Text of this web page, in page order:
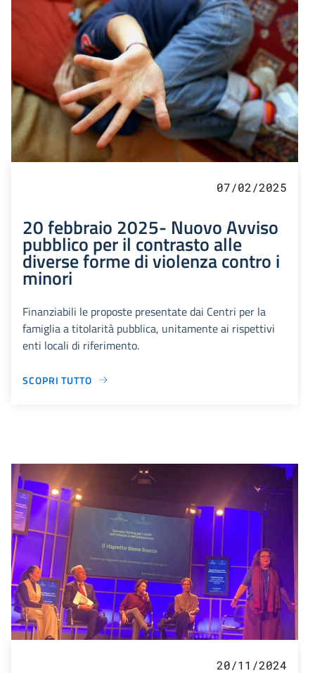
07/02/2025
20 febbraio 2025- Nuovo Avviso
pubblico per il contrasto alle
diverse forme di violenza contro i
minori
Finanziabili le proposte presentate dai Centri per la
famiglia a titolarità pubblica, unitamente ai rispettivi
enti locali di riferimento.
SCOPRI TUTTO
20/11/2024